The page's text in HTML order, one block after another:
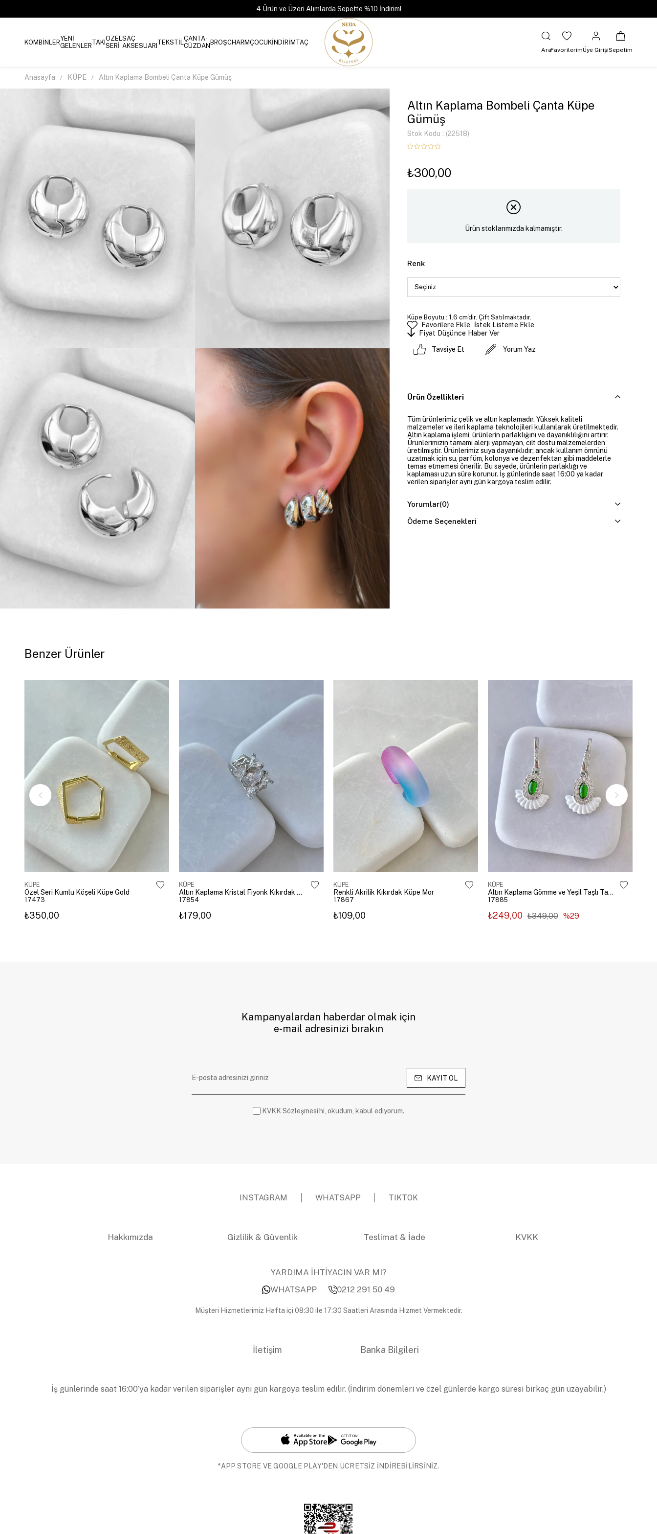
4 Ürün ve Üzeri Alımlarda Sepette %10 İndirim!
KOMBİNLERYENİ
GELENLERTAKIÖZEL
SERİ
SAÇ
AKSESUARI TEKSTİLÇANTA-
CÜZDANBROŞCHARMÇOCUKİNDİRİMTAÇ
AraFavorilerimÜye GirişiSepetim
Anasayfa KÜPE Altın Kaplama Bombeli Çanta Küpe Gümüş
Altın Kaplama Bombeli Çanta Küpe
Gümüş
Stok Kodu (22518)
₺300,00
Ürün stoklarımızda kalmamıştır.
Renk
Küpe Boyutu : 1.6 cm'dir. Çift Satılmaktadır.
Favorilere Ekle
İstek Listeme Ekle
Fiyat Düşünce Haber Ver
Tavsiye Et Yorum Yaz
Ürün Özellikleri
Tüm ürünlerimiz çelik ve altın kaplamadır. Yüksek kaliteli
malzemeler ve ileri kaplama teknolojileri kullanılarak üretilmektedir.
Altın kaplama işlemi, ürünlerin parlaklığını ve dayanıklılığını artırır.
Ürünlerimizin tamamı alerji yapmayan, cilt dostu malzemelerden
üretilmiştir. Ürünlerimiz suya dayanıklıdır; ancak kullanım ömrünü
uzatmak için su, parfüm, kolonya ve dezenfektan gibi maddelerle
temas etmemesi önerilir. Bu sayede, ürünlerin parlaklığı ve
kaplaması uzun süre korunur. İş günlerinde saat 16:00 ya kadar
verilen siparişler aynı gün kargoya teslim edilir.
Yorumlar(0)
Ödeme Seçenekleri
Benzer Ürünler
KÜPE
Özel Seri Kumlu Köşeli Küpe Gold
17473
₺350,00
KÜPE
Altın Kaplama Kristal Fiyonk Kıkırdak Küpe Gümüş
17854
₺179,00
KÜPE
Renkli Akrilik Kıkırdak Küpe Mor
17867
₺109,00
KÜPE
Altın Kaplama Gömme ve Yeşil Taşlı Tasarım Küpe Gümüş
17885
₺249,00 ₺349,00 %29
Kampanyalardan haberdar olmak için
e-mail adresinizi bırakın
KAYIT OL
KVKK Sözleşmesi'ni, okudum, kabul ediyorum.
INSTAGRAM WHATSAPP TIKTOK
Hakkımızda Gizlilik & Güvenlik Teslimat & İade KVKK
YARDIMA İHTİYACIN VAR MI?
WHATSAPP
0212 291 50 49
Müşteri Hizmetlerimiz Hafta içi 08:30 ile 17:30 Saatleri Arasında Hizmet Vermektedir.
İletişim Banka Bilgileri
İş günlerinde saat 16:00’ya kadar verilen siparişler aynı gün kargoya teslim edilir. (İndirim dönemleri ve özel günlerde kargo süresi birkaç gün uzayabilir.)
*APP STORE VE GOOGLE PLAY'DEN ÜCRETSİZ İNDİREBİLİRSİNİZ.